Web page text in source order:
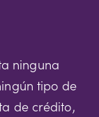
ninguna
tipo de
de crédito,